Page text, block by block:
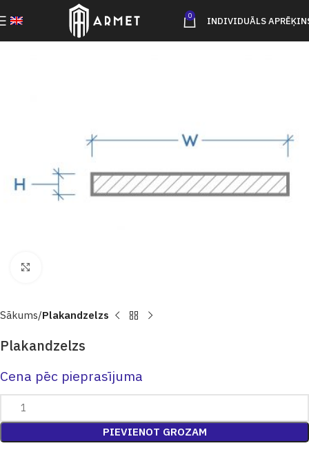
0 INDIVIDUĀLS
Sākums Plakandzelzs
Plakandzelzs
Cena pēc pieprasījuma
PIEVIENOT GROZAM